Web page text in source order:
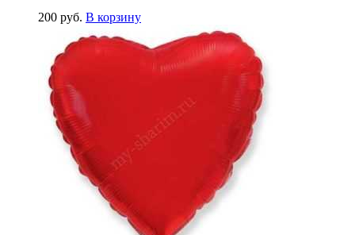
200 руб. В корзину